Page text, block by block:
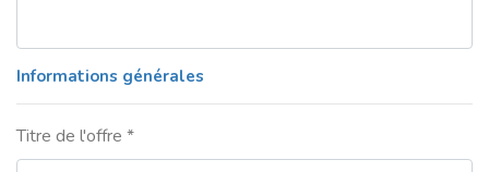
Informations générales
Titre de l'offre *